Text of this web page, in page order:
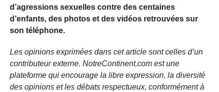
d’agressions sexuelles contre des centaines
d’enfants, des photos et des vidéos retrouvées sur
son téléphone.
Les opinions exprimées dans cet article sont celles d’un
contributeur externe. NotreContinent.com est une
plateforme qui encourage la libre expression, la diversité
des opinions et les débats respectueux, conformément à